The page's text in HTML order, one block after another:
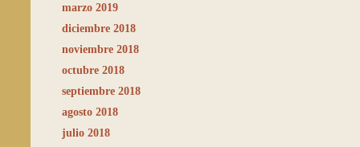
marzo 2019
diciembre 2018
noviembre 2018
octubre 2018
septiembre 2018
agosto 2018
julio 2018